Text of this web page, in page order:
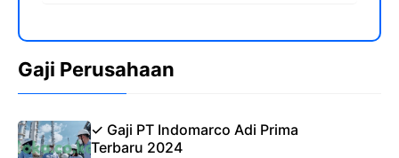
Gaji Perusahaan
✓ Gaji PT Indomarco Adi Prima
Terbaru 2024